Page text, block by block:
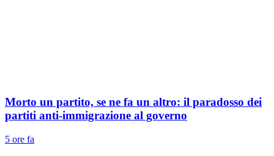
Morto un partito, se ne fa un altro: il paradosso dei
partiti anti-immigrazione al governo
5 ore fa